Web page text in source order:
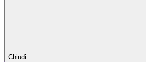
Chiudi